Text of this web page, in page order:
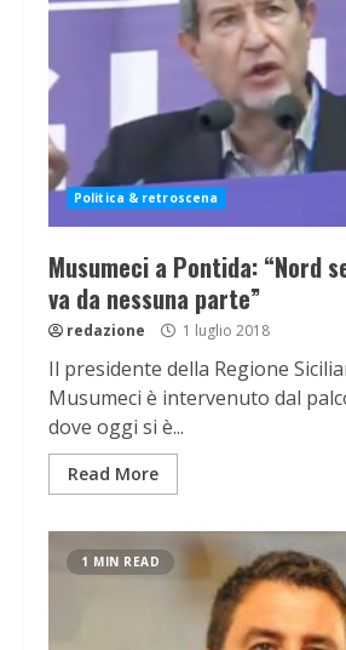
Politica & retroscena
Musumeci a Pontida: “Nord
va da nessuna parte”
redazione 1 luglio 2018
Il presidente della Regione
Musumeci è intervenuto dal
dove oggi si è...
Read More
1 MIN READ